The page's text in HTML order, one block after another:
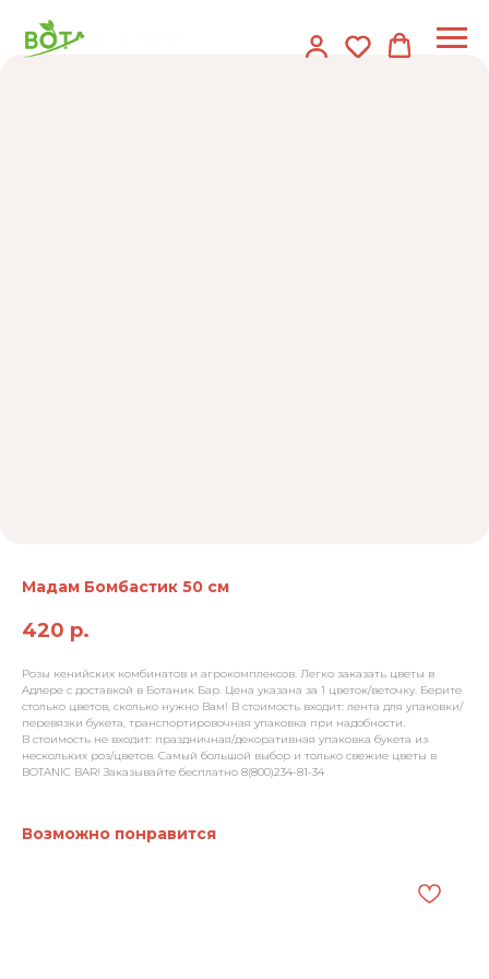
Мадам Бомбастик 50 см
420 р.
Розы кенийских комбинатов и агрокомплексов. Легко заказать цветы в
Адлере с доставкой в Ботаник Бар. Цена указана за 1 цветок/веточку. Берите
столько цветов, сколько нужно Вам! В стоимость входит: лента для упаковки/
перевязки букета, транспортировочная упаковка при надобности.
В стоимость не входит: праздничная/декоративная упаковка букета из
нескольких роз/цветов. Самый большой выбор и только свежие цветы в
BOTANIC BAR! Заказывайте бесплатно 8(800)234-81-34
Возможно понравится